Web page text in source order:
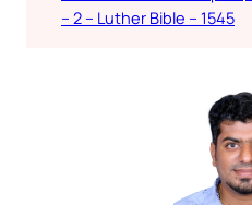
– 2 – Luther Bible – 1545